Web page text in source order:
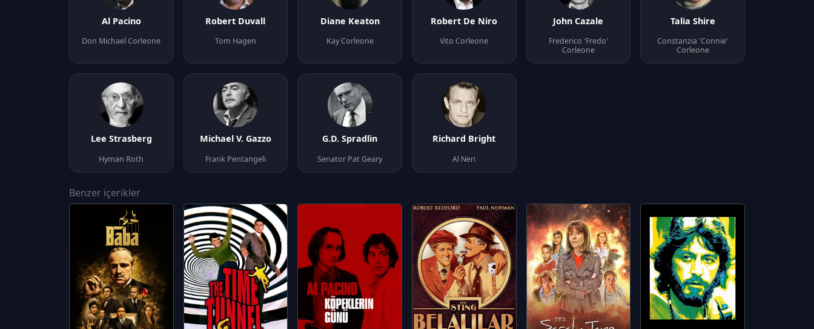
Al Pacino
Don Michael Corleone
Robert Duvall
Tom Hagen
Diane Keaton
Kay Corleone
Robert De Niro
Vito Corleone
John Cazale
Frederico 'Fredo'
Corleone
Talia Shire
Constanzia 'Connie'
Corleone
Lee Strasberg
Hyman Roth
Michael V. Gazzo
Frank Pentangeli
G.D. Spradlin
Senator Pat Geary
Richard Bright
Al Neri
Benzer içerikler